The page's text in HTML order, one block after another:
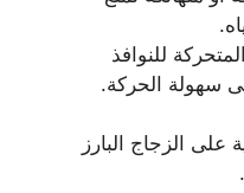
للنوافذ
سهولة الحركة.
الزجاج البارز